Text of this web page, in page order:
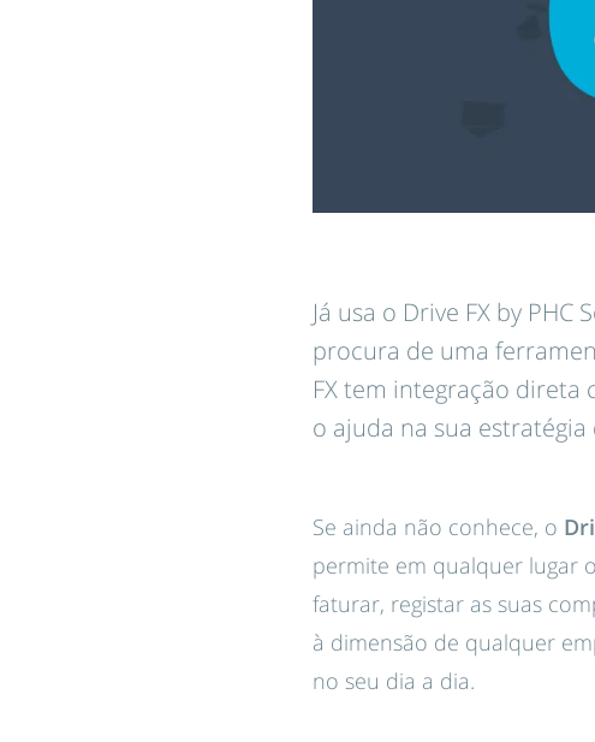
Já usa o Drive FX by
procura de uma
FX tem integração direta
o ajuda na sua
Se ainda não conhece, o
permite em qualquer lugar
faturar, registar as suas
à dimensão de qualquer
no seu dia a dia.